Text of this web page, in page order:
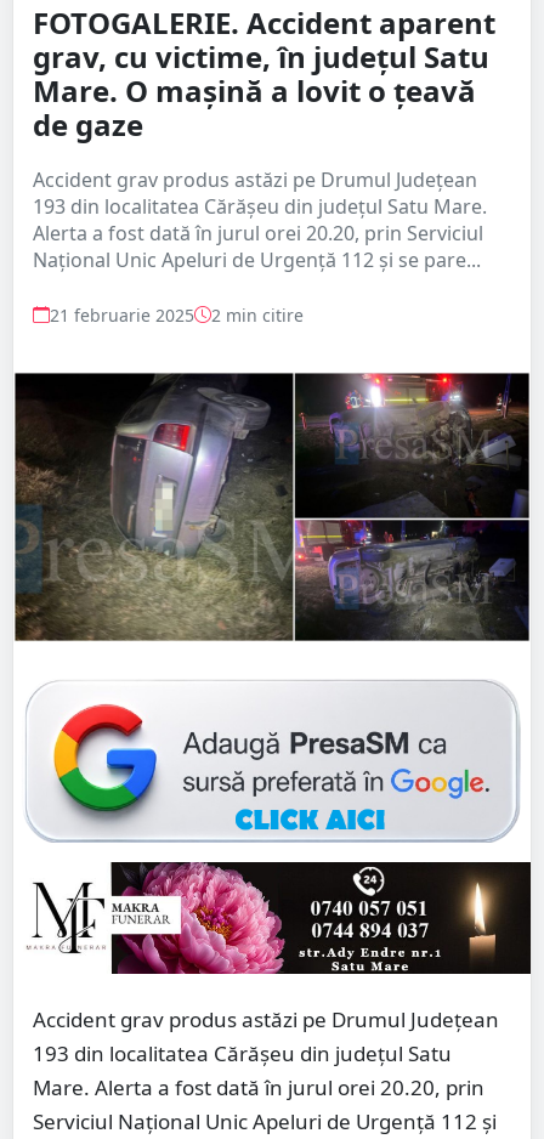
FOTOGALERIE. Accident aparent
grav, cu victime, în județul Satu
Mare. O mașină a lovit o țeavă
de gaze
Accident grav produs astăzi pe Drumul Județean
193 din localitatea Cărășeu din județul Satu Mare.
Alerta a fost dată în jurul orei 20.20, prin Serviciul
Național Unic Apeluri de Urgență 112 și se pare...
21 februarie 2025 2 min citire
Accident grav produs astăzi pe Drumul Județean
193 din localitatea Cărășeu din județul Satu
Mare. Alerta a fost dată în jurul orei 20.20, prin
Serviciul Național Unic Apeluri de Urgență 112 și